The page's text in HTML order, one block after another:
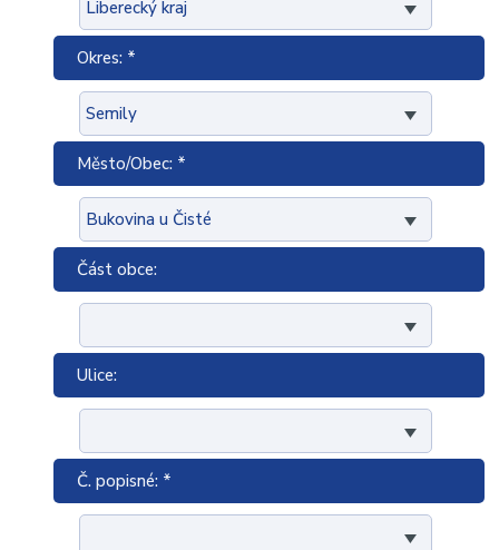
Okres: *
Město/Obec: *
Část obce:
Ulice:
Č. popisné: *